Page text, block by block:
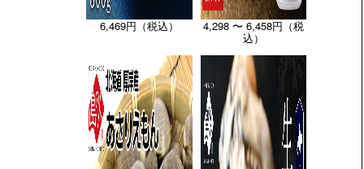
6,469円（税込） 4,298 〜 6,458円（税
込）